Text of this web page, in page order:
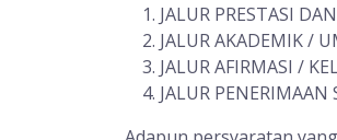
JALUR PRESTASI
JALUR AKADEMIK /
JALUR AFIRMASI /
JALUR